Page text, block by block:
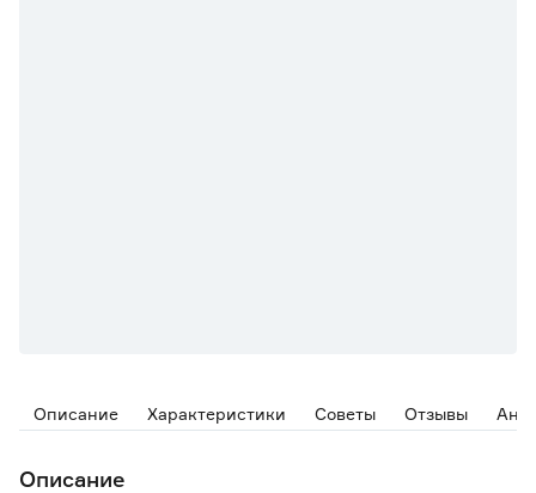
Описание Характеристики Советы Отзывы
Описание